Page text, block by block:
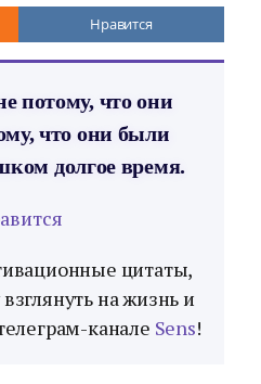
Нравится
потому, что они
что они были
долгое время.
цитаты,
на жизнь и
канале Sens!